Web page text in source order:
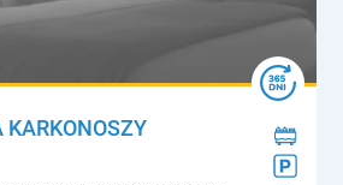
KARKONOSZY